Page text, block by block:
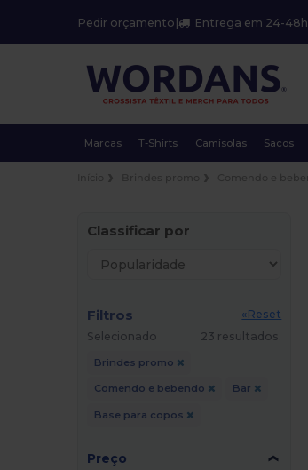
Pedir orçamento | Entrega em 24-48h
Marcas T-Shirts Camisolas Sacos
Classificar por
Filtros
«Reset
Selecionado
23 resultados.
Brindes promo
Comendo e bebendo Bar
Base para copos
Preço